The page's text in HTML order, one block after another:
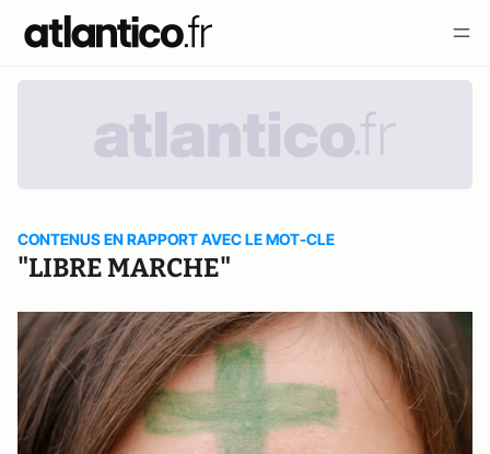
CONTENUS EN RAPPORT AVEC LE MOT-CLE
"LIBRE MARCHE"